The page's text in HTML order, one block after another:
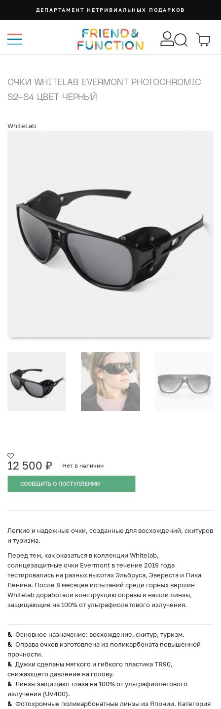
ДЕПАРТАМЕНТ НЕТРИВИАЛЬНЫХ ПОДАРКОВ
ОЧКИ WHITELAB EVERMONT PHOTOCHROMIC
S2-S4 ЦВЕТ ЧЕРНЫЙ
WhiteLab
12 500 ₽ Нет в наличии
СООБЩИТЬ О ПОСТУПЛЕНИИ
Легкие и надежные очки, созданные для восхождений, скитуров
и туризма.
Перед тем, как оказаться в коллекции Whitelab,
солнцезащитные очки Evermont в течение 2019 года
тестировались на разных высотах Эльбруса, Эвереста и Пика
Ленина. После 8 месяцев испытаний среди горных вершин
Whitelab доработали конструкцию оправы и нашли линзы,
защищающие на 100% от ультрафиолетового излучения.
Основное назначение: восхождение, скитур, туризм.
Оправа очков изготовлена из поликарбоната повышенной
прочности.
Дужки сделаны мягкого и гибкого пластика TR90,
снижающего давление на голову.
Линзы защищают глаза на 100% от ультрафиолетового
излучения (UV400).
Фотохромные поликарбонатные линзы из Японии. Категория